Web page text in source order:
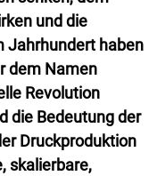
und die
Jahrhundert haben
dem Namen
Revolution
die Bedeutung der
Druckproduktion
skalierbare,